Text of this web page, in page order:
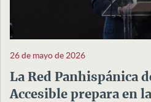
26 de mayo de 2026
La Red Panhispánica
Accesible prepara en